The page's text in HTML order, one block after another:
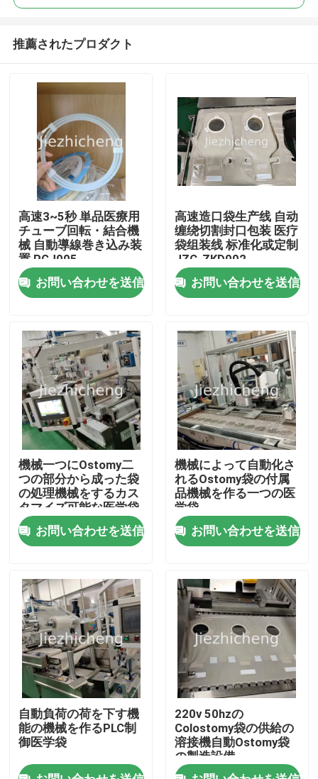
家へ
製品
ビデオ
わたしたち に つい て
工場 ツアー
品質管理
連絡 ください
引金 を 求め て ください
医療機器の包装機械
機械を作る医療機器
推薦されたプロダクト
高速3~5秒 単品医療用
チューブ回転・結合機
械 自動導線巻き込み装
置 PGJ005
お問い合わせを送信
高速造口袋生产线 自动
缠绕切割封口包装 医疗
袋组装线 标准化或定制
JZC-ZKD002
お問い合わせを送信
機械一つにOstomy二
つの部分から成った袋
の処理機械をするカス
タマイズ可能な医学袋
お問い合わせを送信
機械によって自動化さ
れるOstomy袋の付属
品機械を作る一つの医
学袋
お問い合わせを送信
自動負荷の荷を下す機
能の機械を作るPLC制
御医学袋
220v 50hzの
Colostomy袋の供給の
溶接機自動Ostomy袋
の製造設備